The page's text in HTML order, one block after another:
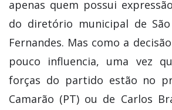
apenas quem possui
do diretório municipal de
Fernandes. Mas como a
pouco influencia, uma vez
forças do partido estão no
Camarão (PT) ou de Carlos